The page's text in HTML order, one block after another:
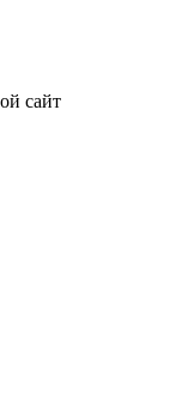
сайт